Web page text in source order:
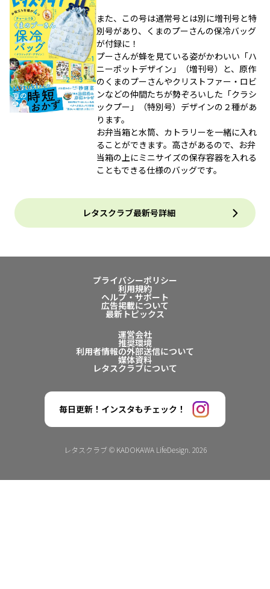
また、この号は通常号とは別に増刊号と特
別号があり、くまのプーさんの保冷バッグ
が付録に！
プーさんが蜂を見ている姿がかわいい「ハ
ニーポットデザイン」（増刊号）と、原作
のくまのプーさんやクリストファー・ロビ
ンなどの仲間たちが勢ぞろいした「クラシ
ックプー」（特別号）デザインの２種があ
ります。
お弁当箱と水筒、カトラリーを一緒に入れ
ることができます。高さがあるので、お弁
当箱の上にミニサイズの保存容器を入れる
こともできる仕様のバッグです。
レタスクラブ最新号詳細
プライバシーポリシー
利用規約
ヘルプ・サポート
広告掲載について
最新トピックス
運営会社
推奨環境
利用者情報の外部送信について
媒体資料
レタスクラブについて
毎日更新！インスタもチェック！
レタスクラブ © KADOKAWA LifeDesign. 2026